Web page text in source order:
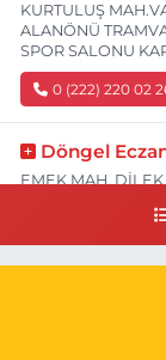
KURTULUŞ
ALANÖNÜ
SPOR SALONU
0 (222) 220 02
Döngel
EMEK MAH.
İSTİKLAL MAH.
KARŞI KÖŞESİ